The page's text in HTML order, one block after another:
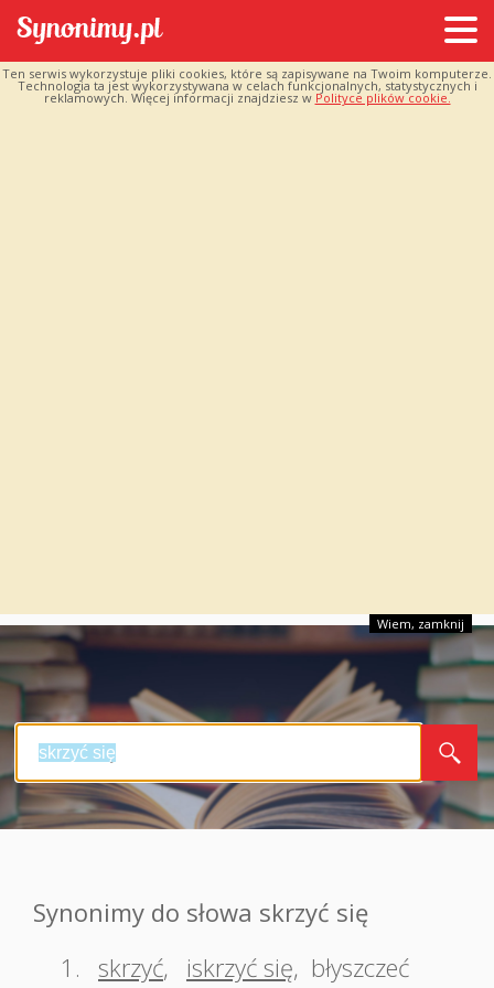
Ten serwis wykorzystuje pliki cookies, które są zapisywane na Twoim komputerze.
Technologia ta jest wykorzystywana w celach funkcjonalnych, statystycznych i
reklamowych. Więcej informacji znajdziesz w Polityce plików cookie.
Wiem, zamknij
Synonimy do słowa skrzyć się
1.
skrzyć, iskrzyć się, błyszczeć